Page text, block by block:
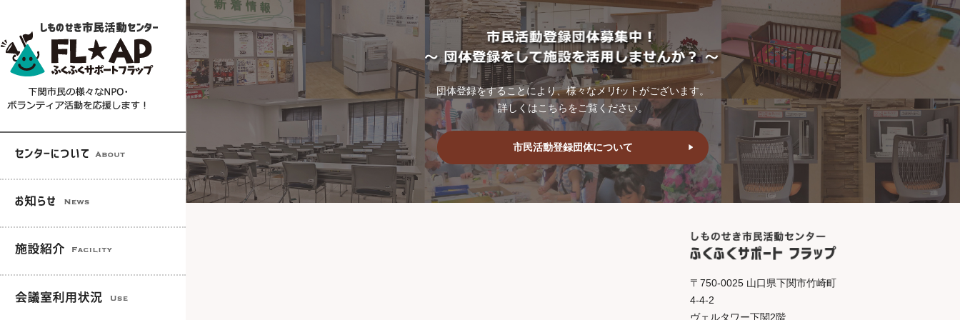
団体登録をすることにより、様々なメリfットがございます。
詳しくはこちらをご覧ください。
市民活動登録団体について
〒750-0025 山口県下関市竹崎町
4-4-2
ヴェルタワー下関2階